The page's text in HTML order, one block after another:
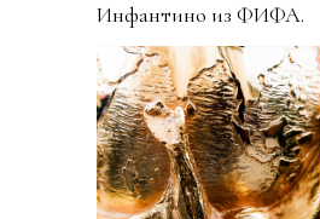
Инфантино из ФИФА.